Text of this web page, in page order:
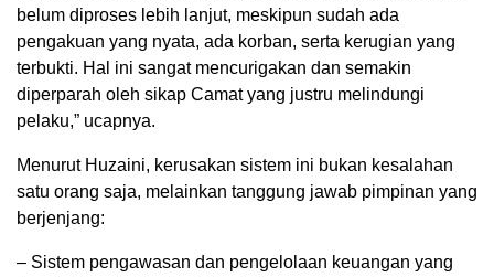
belum diproses lebih lanjut, meskipun sudah ada
pengakuan yang nyata, ada korban, serta kerugian yang
terbukti. Hal ini sangat mencurigakan dan semakin
diperparah oleh sikap Camat yang justru melindungi
pelaku,” ucapnya.
Menurut Huzaini, kerusakan sistem ini bukan kesalahan
satu orang saja, melainkan tanggung jawab pimpinan yang
berjenjang:
– Sistem pengawasan dan pengelolaan keuangan yang